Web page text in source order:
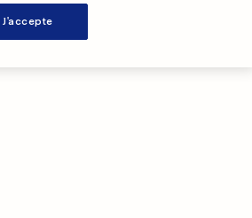
J'accepte